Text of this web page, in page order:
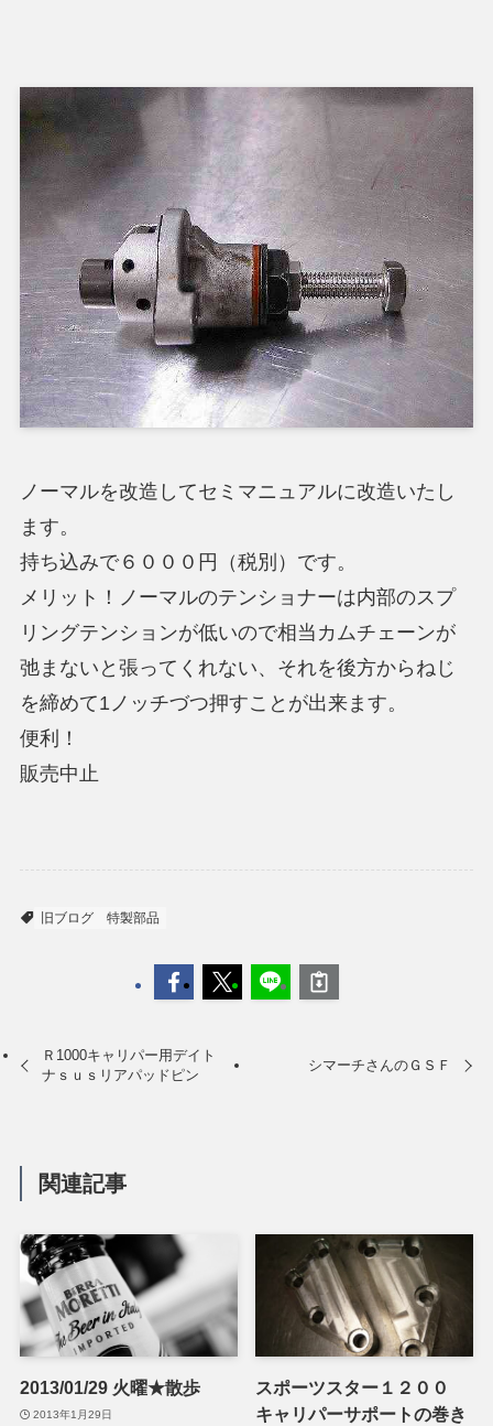
ノーマルを改造してセミマニュアルに改造いたし
ます。
持ち込みで６０００円（税別）です。
メリット！ノーマルのテンショナーは内部のスプ
リングテンションが低いので相当カムチェーンが
弛まないと張ってくれない、それを後方からねじ
を締めて1ノッチづつ押すことが出来ます。
便利！
販売中止
旧ブログ 特製部品
Ｒ1000キャリパー用デイト
ナｓｕｓリアパッドピン
シマーチさんのＧＳＦ
関連記事
2013/01/29 火曜★散歩
2013年1月29日
スポーツスター１２００
キャリパーサポートの巻き